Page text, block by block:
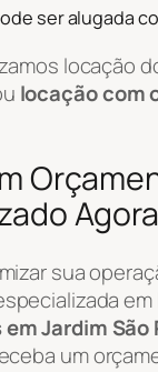
ser alugada
locação
locação com
sua
em
Jardim São
um